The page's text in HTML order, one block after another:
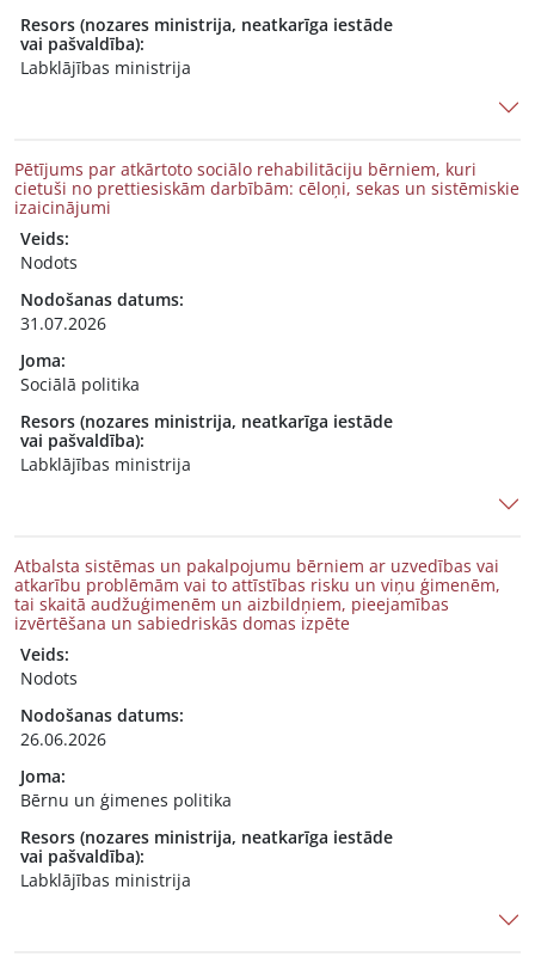
Resors (nozares ministrija, neatkarīga iestāde
vai pašvaldība):
Labklājības ministrija
Pētījums par atkārtoto sociālo rehabilitāciju bērniem, kuri
cietuši no prettiesiskām darbībām: cēloņi, sekas un sistēmiskie
izaicinājumi
Veids:
Nodots
Nodošanas datums:
31.07.2026
Joma:
Sociālā politika
Resors (nozares ministrija, neatkarīga iestāde
vai pašvaldība):
Labklājības ministrija
Atbalsta sistēmas un pakalpojumu bērniem ar uzvedības vai
atkarību problēmām vai to attīstības risku un viņu ģimenēm,
tai skaitā audžuģimenēm un aizbildņiem, pieejamības
izvērtēšana un sabiedriskās domas izpēte
Veids:
Nodots
Nodošanas datums:
26.06.2026
Joma:
Bērnu un ģimenes politika
Resors (nozares ministrija, neatkarīga iestāde
vai pašvaldība):
Labklājības ministrija